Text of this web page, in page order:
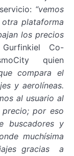
“vemos
plataforma
los precios
Co-
quien
compara el
y aerolíneas.
al usuario al
por eso
buscadores y
muchísima
gracias a